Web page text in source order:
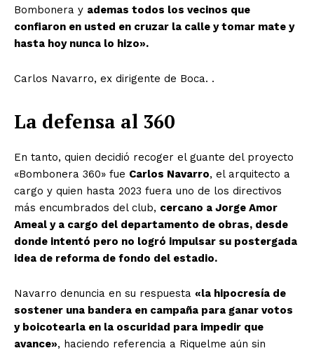
Bombonera y ademas todos los vecinos que
confiaron en usted en cruzar la calle y tomar mate y
hasta hoy nunca lo hizo».
Carlos Navarro, ex dirigente de Boca. .
La defensa al 360
En tanto, quien decidió recoger el guante del proyecto
«Bombonera 360» fue Carlos Navarro, el arquitecto a
cargo y quien hasta 2023 fuera uno de los directivos
más encumbrados del club, cercano a Jorge Amor
Ameal y a cargo del departamento de obras, desde
donde intentó pero no logró impulsar su postergada
idea de reforma de fondo del estadio.
Navarro denuncia en su respuesta «la hipocresía de
sostener una bandera en campaña para ganar votos
y boicotearla en la oscuridad para impedir que
avance», haciendo referencia a Riquelme aún sin